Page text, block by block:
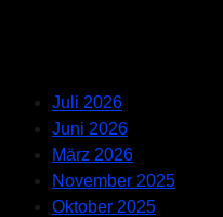
Juli 2026
Juni 2026
März 2026
November 2025
Oktober 2025